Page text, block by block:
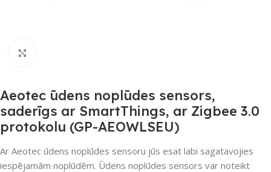
Aeotec ūdens noplūdes sensors,
saderīgs ar SmartThings, ar Zigbee 3.0
protokolu (GP-AEOWLSEU)
Ar Aeotec ūdens noplūdes sensoru jūs esat labi sagatavojies
iespējamām noplūdēm. Ūdens noplūdes sensors var noteikt